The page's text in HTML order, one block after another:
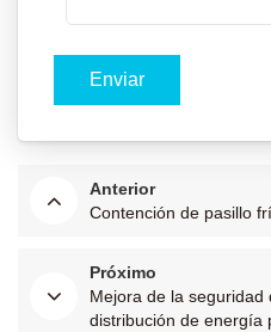
Anterior
Contención de pasillo
Próximo
Mejora de la
distribución de energía